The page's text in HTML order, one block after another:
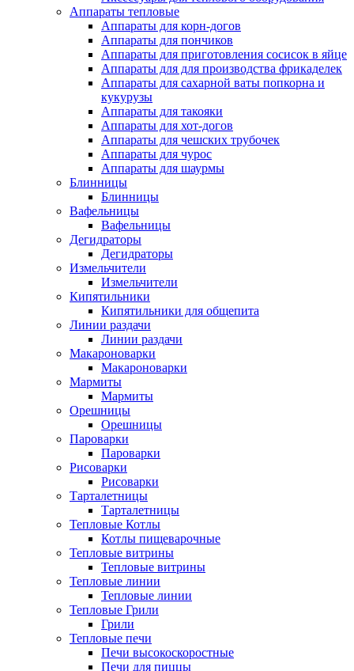
Аппараты тепловые
Аппараты для корн-догов
Аппараты для пончиков
Аппараты для приготовления сосисок в яйце
Аппараты для для производства фрикаделек
Аппараты для сахарной ваты попкорна и
кукурузы
Аппараты для такояки
Аппараты для хот-догов
Аппараты для чешских трубочек
Аппараты для чурос
Аппараты для шаурмы
Блинницы
Блинницы
Вафельницы
Вафельницы
Дегидраторы
Дегидраторы
Измельчители
Измельчители
Кипятильники
Кипятильники для общепита
Линии раздачи
Линии раздачи
Макароноварки
Макароноварки
Мармиты
Мармиты
Орешницы
Орешницы
Пароварки
Пароварки
Рисоварки
Рисоварки
Тарталетницы
Тарталетницы
Тепловые Котлы
Котлы пищеварочные
Тепловые витрины
Тепловые витрины
Тепловые линии
Тепловые линии
Тепловые Грили
Грили
Тепловые печи
Печи высокоскоростные
Печи для пиццы